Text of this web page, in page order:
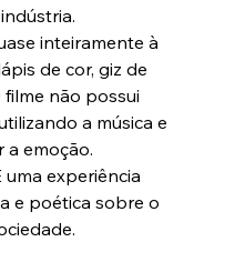
inteiramente à
de cor, giz de
filme não possui
a música e
a emoção.
uma experiência
e poética sobre o